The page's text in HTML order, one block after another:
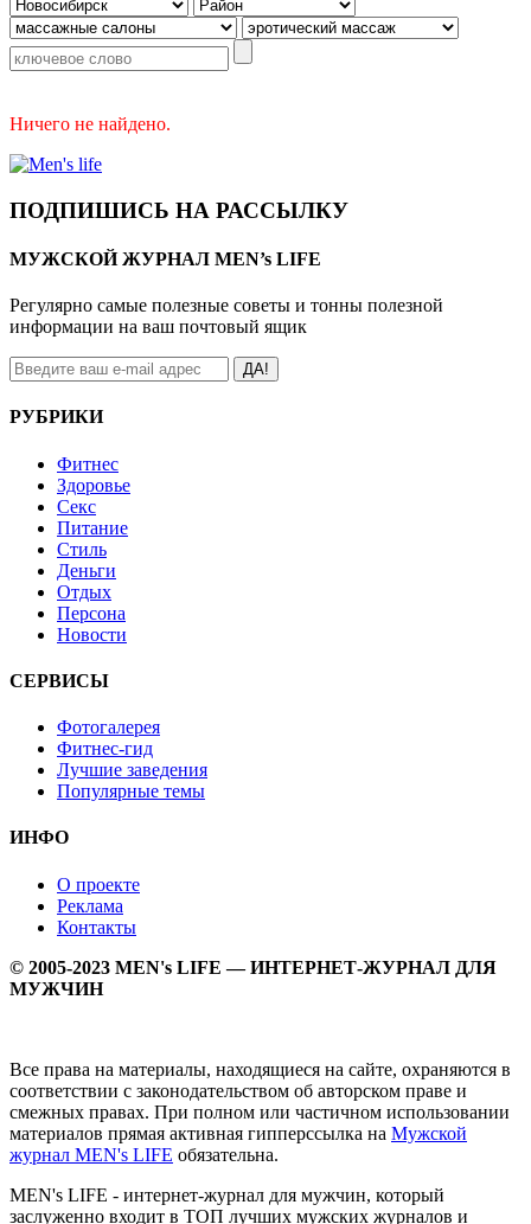
Ничего не найдено.
ПОДПИШИСЬ НА РАССЫЛКУ
МУЖСКОЙ ЖУРНАЛ MEN’s LIFE
Регулярно самые полезные советы и тонны полезной
информации на ваш почтовый ящик
ДА!
РУБРИКИ
Фитнес
Здоровье
Секс
Питание
Стиль
Деньги
Отдых
Персона
Новости
СЕРВИСЫ
Фотогалерея
Фитнес-гид
Лучшие заведения
Популярные темы
ИНФО
О проекте
Реклама
Контакты
© 2005-2023 MEN's LIFE — ИНТЕРНЕТ-ЖУРНАЛ ДЛЯ
МУЖЧИН
Все права на материалы, находящиеся на сайте, охраняются в
соответствии с законодательством об авторском праве и
смежных правах. При полном или частичном использовании
материалов прямая активная гипперссылка на Мужской
журнал MEN's LIFE обязательна.
MEN's LIFE - интернет-журнал для мужчин, который
заслуженно входит в ТОП лучших мужских журналов и